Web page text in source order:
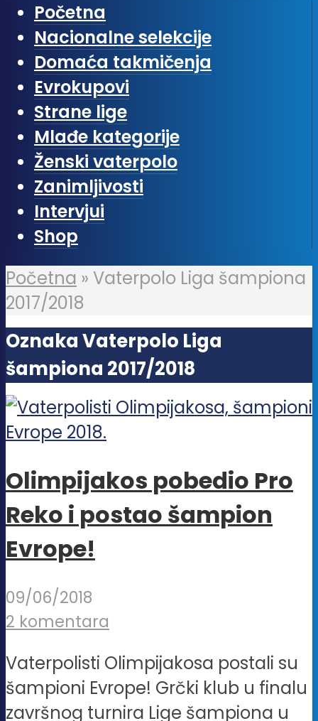
Početna
Nacionalne selekcije
Domaća takmičenja
Evrokupovi
Strane lige
Mlađe kategorije
Ženski vaterpolo
Zanimljivosti
Intervjui
Shop
Početna » Vaterpolo Liga šampiona
2017/2018
Oznaka Vaterpolo Liga
šampiona 2017/2018
Olimpijakos pobedio Pro
Reko i postao šampion
Evrope!
09/06/2018
2 komentara
Vaterpolisti Olimpijakosa postali su
šampioni Evrope! Grčki klub u finalu
završnog turnira Lige šampiona u